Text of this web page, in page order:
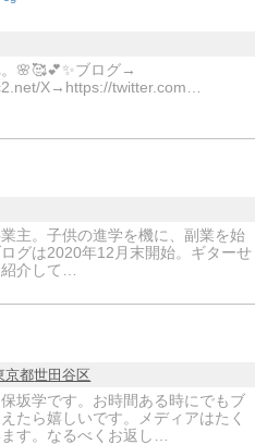
🌸🥰💕✨ブログ→
X→https://twitter.com…
主。子供の進学を機に、副業を始
グは2020年12月末開始。ギターせ
介して…
京都世田谷区
坂学です。お時間ある時にでもブ
たら嬉しいです。メディアはたく
す。なるべくお返し…